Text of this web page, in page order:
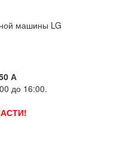
машины LG
А
до 16:00.